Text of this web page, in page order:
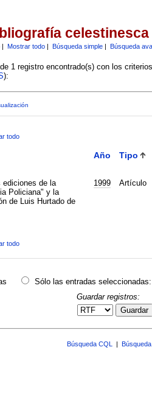
celestinesca
| Mostrar todo| Búsqueda simple| Búsqueda
1 registro encontrado(s) con los
):
todo
Año Tipo
ediciones de la
Policiana" y la
de Luis Hurtado de
1999 Artículo
todo
Sólo las entradas seleccionadas:
Guardar registros:
Guardar
Búsqueda CQL